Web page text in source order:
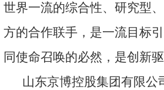
世界一流的综合性、研究型
方的合作联手，是一流目标
同使命召唤的必然，是创新
山东京博控股集团有限公